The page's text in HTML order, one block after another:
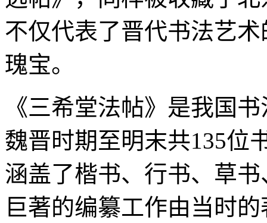
不仅代表了晋代书法艺
瑰宝。
《三希堂法帖》是我国
魏晋时期至明末共135位
涵盖了楷书、行书、草
巨著的编纂工作由当时